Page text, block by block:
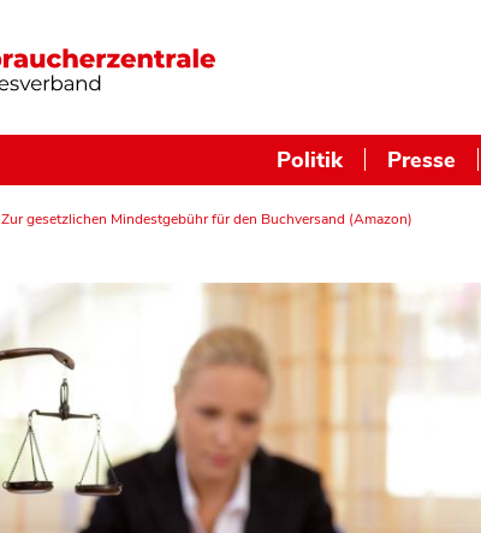
Politik Presse
Zur gesetzlichen Mindestgebühr für den Buchversand (Amazon)